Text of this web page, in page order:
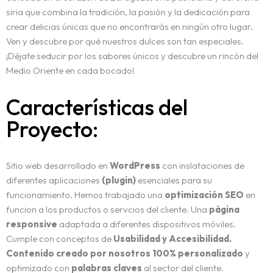
POSICIONAMIENTO SEO
ANALÍTICA Y MEDICIÓN
Diseño y creatividad
DISEÑO GRÁFICO
PAPELERÍA E IMPRESIÓN
Soporte
Blog
siria que combina la tradición, la pasión y la dedicación para
crear delicias únicas que no encontrarás en ningún otro lugar.
Ven y descubre por qué nuestros dulces son tan especiales.
¡Déjate seducir por los sabores únicos y descubre un rincón del
Medio Oriente en cada bocado!
Características del
Proyecto:
Sitio web desarrollado en WordPress con inslataciones de
diferentes aplicaciones (plugin) esenciales para su
funcionamiento. Hemos trabajado una optimización SEO en
funcion a los productos o servcios del cliente. Una página
responsive adaptada a diferentes dispositivos móviles.
Cumple con conceptos de Usabilidad y Accesibilidad.
Contenido creado por nosotros 100% personalizado y
optimizado con palabras claves al sector del cliente.